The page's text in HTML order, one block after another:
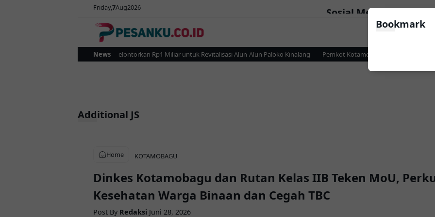
Friday7Aug2026 Sosial Media
News
Pemkot Kotamobagu Gelontorkan Rp1 Miliar untuk Revitalisasi Alun-Alun Paloko Kinalang Pemkot Kotamobagu dan KPP Pratama
Home KOTAMOBAGU
Dinkes Kotamobagu dan Rutan Kelas IIB Teken MoU,
Kesehatan Warga Binaan dan Cegah TBC
Post By Redaksi Juni 28, 2026
Bookmark
Additional JS